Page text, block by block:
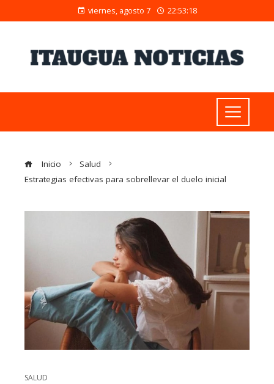
viernes, agosto 7 22:53:19
Inicio
Salud
Estrategias efectivas para sobrellevar el duelo inicial
SALUD